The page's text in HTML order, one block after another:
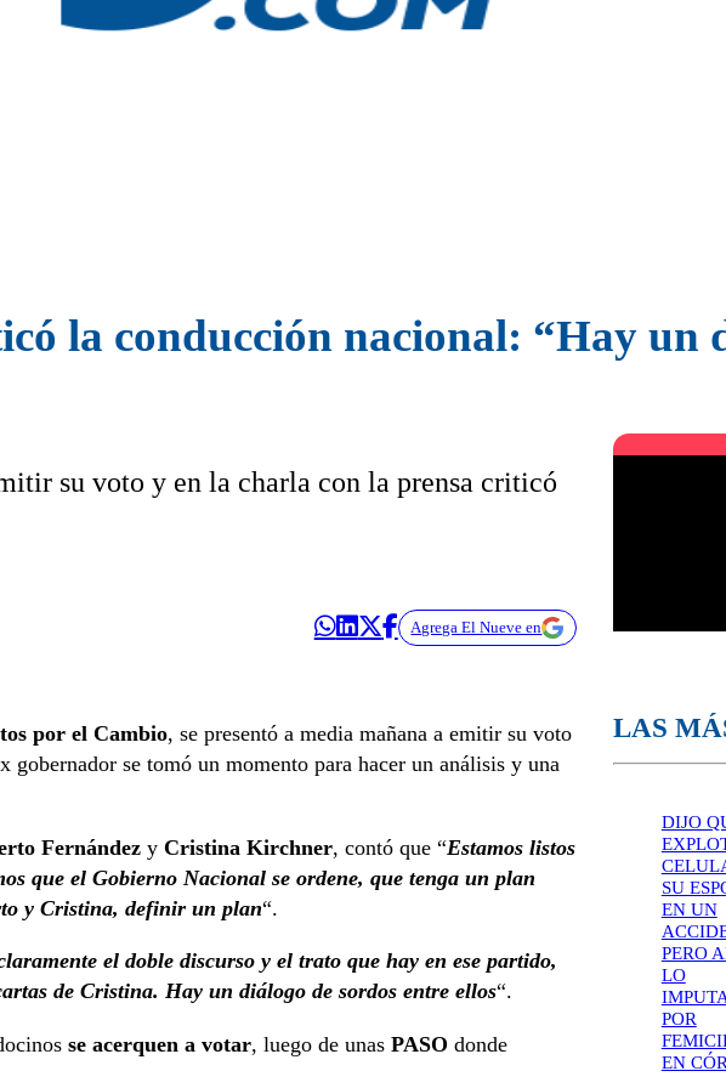
la conducción nacional: “Hay un
su voto y en la charla con la prensa criticó
Agrega El Nueve en
por el Cambio, se presentó a media mañana a emitir su voto
gobernador se tomó un momento para hacer un análisis y una
Fernández y Cristina Kirchner, contó que “Estamos listos
que el Gobierno Nacional se ordene, que tenga un plan
y Cristina, definir un plan“.
el doble discurso y el trato que hay en ese partido,
de Cristina. Hay un diálogo de sordos entre ellos“.
se acerquen a votar, luego de unas PASO donde
LAS
DIJO
SU
EN UN
PERO
LO
POR
EN